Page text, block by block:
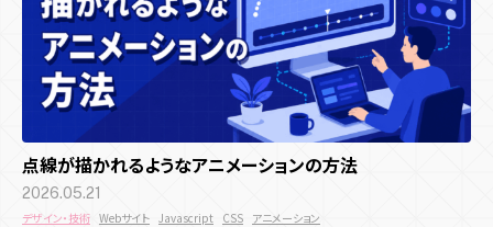
点線が描かれるようなアニメーションの方法
2026.05.21
デザイン・技術 Webサイト Javascript CSS アニメーション